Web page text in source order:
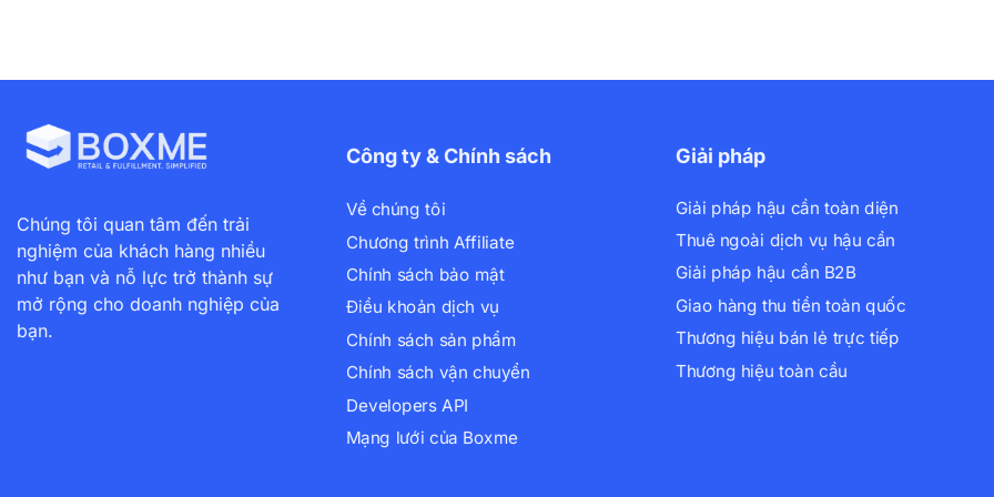
Chúng tôi quan tâm đến trải
nghiệm của khách hàng nhiều
như bạn và nỗ lực trở thành sự
mở rộng cho doanh nghiệp của
bạn.
Công ty & Chính sách
Về chúng tôi
Chương trình Affiliate
Chính sách bảo mật
Điều khoản dịch vụ
Chính sách sản phẩm
Chính sách vận chuyển
Developers API
Mạng lưới của Boxme
Giải pháp
Giải pháp hậu cần toàn diện
Thuê ngoài dịch vụ hậu cần
Giải pháp hậu cần B2B
Giao hàng thu tiền toàn quốc
Thương hiệu bán lẻ trực tiếp
Thương hiệu toàn cầu